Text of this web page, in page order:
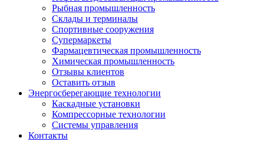
Рыбная промышленность
Склады и терминалы
Спортивные сооружения
Супермаркеты
Фармацевтическая промышленность
Химическая промышленность
Отзывы клиентов
Оставить отзыв
Энергосберегающие технологии
Каскадные установки
Компрессорные технологии
Системы управления
Контакты